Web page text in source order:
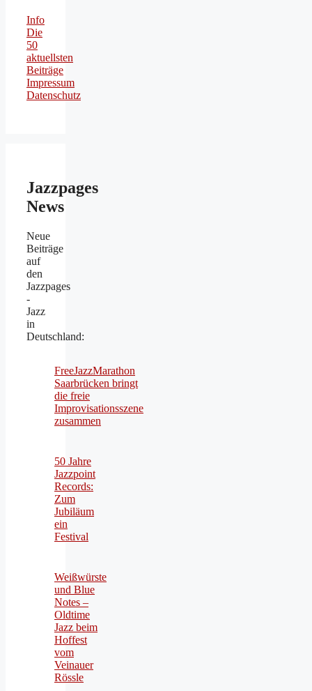
Info
Die
50
aktuellsten
Beiträge
Impressum
Datenschutz
Jazzpages
News
Neue
Beiträge
auf
den
Jazzpages
-
Jazz
in
Deutschland:
FreeJazzMarathon
Saarbrücken bringt
die freie
Improvisationsszene
zusammen
50 Jahre
Jazzpoint
Records:
Zum
Jubiläum
ein
Festival
Weißwürste
und Blue
Notes –
Oldtime
Jazz beim
Hoffest
vom
Veinauer
Rössle